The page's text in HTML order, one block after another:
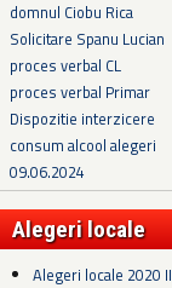
domnul Ciobu Rica
Solicitare Spanu Lucian
proces verbal CL
proces verbal Primar
Dispozitie interzicere
consum alcool alegeri
09.06.2024
Alegeri locale
Alegeri locale 2020 II